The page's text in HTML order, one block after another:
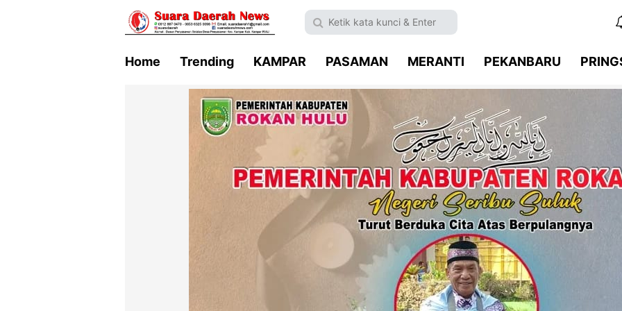
Home Trending KAMPAR PASAMAN MERANTI PEKANBARU